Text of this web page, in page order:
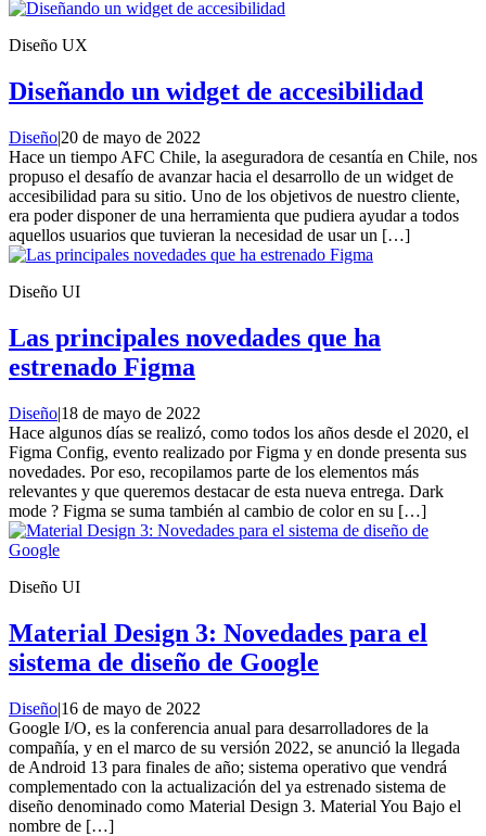
Diseño UX
Diseñando un widget de accesibilidad
Diseño|20 de mayo de 2022
Hace un tiempo AFC Chile, la aseguradora de cesantía en Chile, nos
propuso el desafío de avanzar hacia el desarrollo de un widget de
accesibilidad para su sitio. Uno de los objetivos de nuestro cliente,
era poder disponer de una herramienta que pudiera ayudar a todos
aquellos usuarios que tuvieran la necesidad de usar un […]
Diseño UI
Las principales novedades que ha
estrenado Figma
Diseño|18 de mayo de 2022
Hace algunos días se realizó, como todos los años desde el 2020, el
Figma Config, evento realizado por Figma y en donde presenta sus
novedades. Por eso, recopilamos parte de los elementos más
relevantes y que queremos destacar de esta nueva entrega. Dark
mode ? Figma se suma también al cambio de color en su […]
Diseño UI
Material Design 3: Novedades para el
sistema de diseño de Google
Diseño|16 de mayo de 2022
Google I/O, es la conferencia anual para desarrolladores de la
compañía, y en el marco de su versión 2022, se anunció la llegada
de Android 13 para finales de año; sistema operativo que vendrá
complementado con la actualización del ya estrenado sistema de
diseño denominado como Material Design 3. Material You Bajo el
nombre de […]